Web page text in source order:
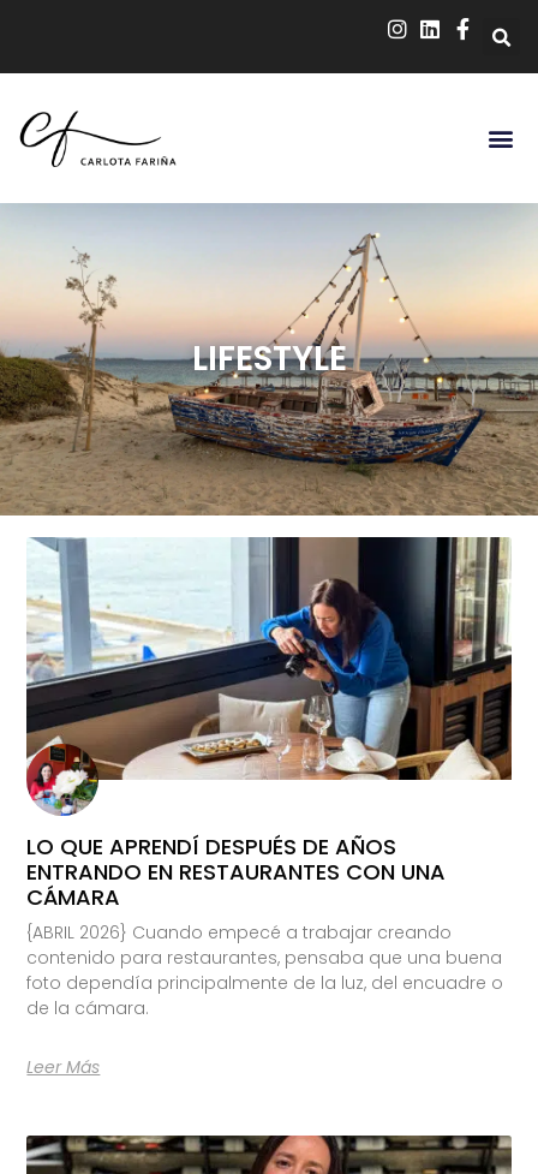
LIFESTYLE
LO QUE APRENDÍ DESPUÉS DE AÑOS
ENTRANDO EN RESTAURANTES CON UNA
CÁMARA
{ABRIL 2026} Cuando empecé a trabajar creando
contenido para restaurantes, pensaba que una buena
foto dependía principalmente de la luz, del encuadre o
de la cámara.
Leer Más